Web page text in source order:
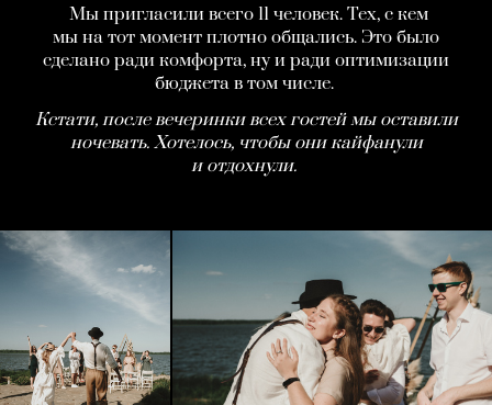
Мы пригласили всего 11 человек. Тех, с кем
мы на тот момент плотно общались. Это было
сделано ради комфорта, ну и ради оптимизации
бюджета в том числе.
Кстати, после вечеринки всех гостей мы оставили
ночевать. Хотелось, чтобы они кайфанули
и отдохнули.